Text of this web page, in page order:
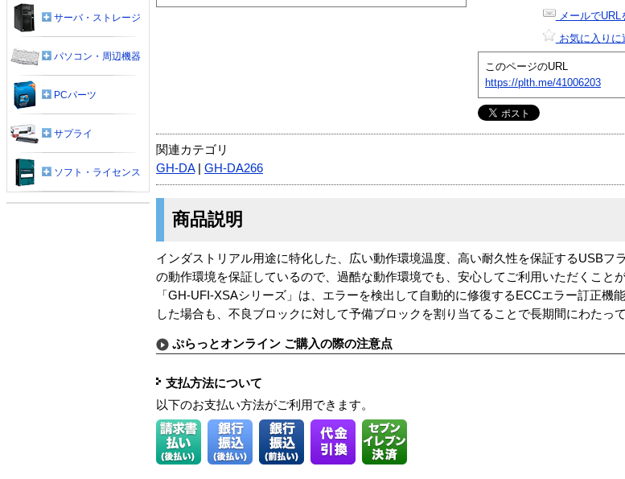
メールでURL
お気に入りに
このページのURL
https://plth.me/41006203
関連カテゴリ
GH-DA| GH-DA266
商品説明
インダストリアル用途に特化した、広い動作環境温度、高い耐久性を保証するUSB
の動作環境を保証しているので、過酷な動作環境でも、安心してご利用いただくこと
「GH-UFI-XSAシリーズ」は、エラーを検出して自動的に修復するECCエラー訂正機
した場合も、不良ブロックに対して予備ブロックを割り当てることで長期間にわたっ
ぷらっとオンライン ご購入の際の注意点
支払方法について
以下のお支払い方法がご利用できます。
サーバ・ストレージ
パソコン・周辺機器
PCパーツ
サプライ
ソフト・ライセンス